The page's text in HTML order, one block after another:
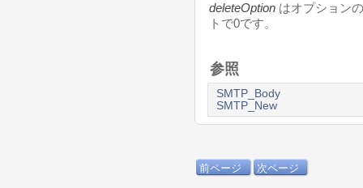
deleteOption はオプション
トで0です。
参照
SMTP_Body
SMTP_New
前ページ 次ページ